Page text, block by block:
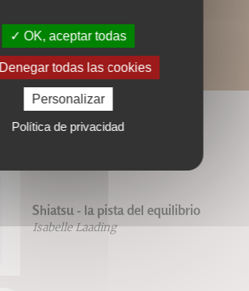
LIVRES ASSOCIÉS
Shiatsu - la pista del equilibrio
Isabelle Laading
OK, aceptar todas
Denegar todas las cookies
Personalizar
Política de privacidad